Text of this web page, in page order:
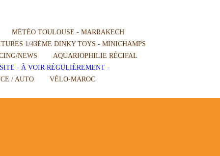
MÉTÉO TOULOUSE - MARRAKECH
1/43ÈME DINKY TOYS - MINICHAMPS
NEWS
AQUARIOPHILIE RÉCIFAL
- À VOIR RÉGULIÈREMENT -
/ AUTO
VÉLO-MAROC